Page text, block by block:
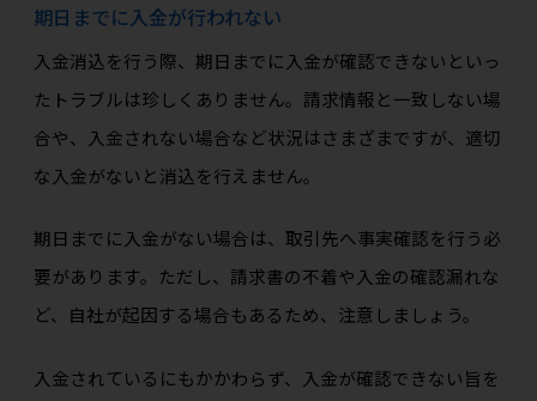
期日までに入金が行われない
入金消込を行う際、期日までに入金が確認できないといっ
たトラブルは珍しくありません。請求情報と一致しない場
合や、入金されない場合など状況はさまざまですが、適切
な入金がないと消込を行えません。
期日までに入金がない場合は、取引先へ事実確認を行う必
要があります。ただし、請求書の不着や入金の確認漏れな
ど、自社が起因する場合もあるため、注意しましょう。
入金されているにもかかわらず、入金が確認できない旨を